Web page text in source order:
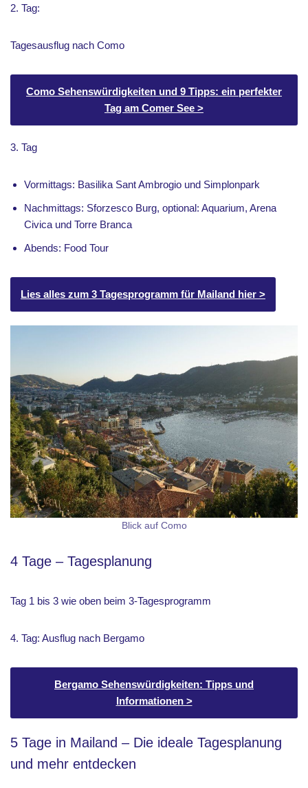
2. Tag:
Tagesausflug nach Como
Como Sehenswürdigkeiten und 9 Tipps: ein perfekter
Tag am Comer See >
3. Tag
Vormittags: Basilika Sant Ambrogio und Simplonpark
Nachmittags: Sforzesco Burg, optional: Aquarium, Arena
Civica und Torre Branca
Abends: Food Tour
Lies alles zum 3 Tagesprogramm für Mailand hier >
Blick auf Como
4 Tage – Tagesplanung
Tag 1 bis 3 wie oben beim 3-Tagesprogramm
4. Tag: Ausflug nach Bergamo
Bergamo Sehenswürdigkeiten: Tipps und
Informationen >
5 Tage in Mailand – Die ideale Tagesplanung
und mehr entdecken